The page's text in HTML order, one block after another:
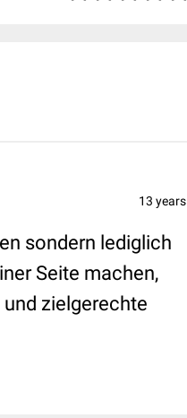
13 years
sondern lediglich
Seite machen,
zielgerechte